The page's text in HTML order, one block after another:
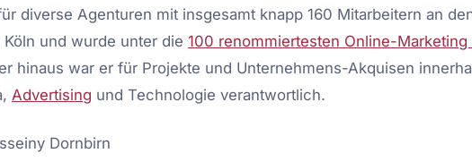
diverse Agenturen mit insgesamt knapp 160 Mitarbeitern an
und wurde unter die 100 renommiertesten Online-Marketing
hinaus war er für Projekte und Unternehmens-Akquisen
Advertising und Technologie verantwortlich.
Dornbirn